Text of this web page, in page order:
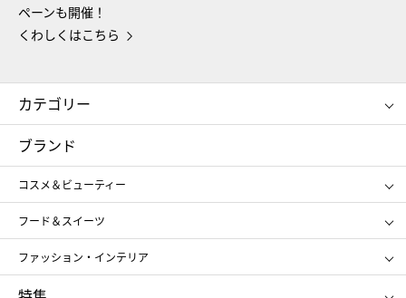
ペーンも開催！
くわしくはこちら
カテゴリー
コスメ＆ビューティー
ギフト
レディース
メンズ
スポーツ・アウトドア
お中元
お歳暮
ブランド
コスメ＆ビューティー
SHISEIDO
ポール&ジョー ボーテ
ジルスチュアート
NARS
RMK
フード＆スイーツ
アンリ・シャルパンティエ
ゴディバ
新宿高野
ファッション・インテリア
ポロ ラルフ ローレン